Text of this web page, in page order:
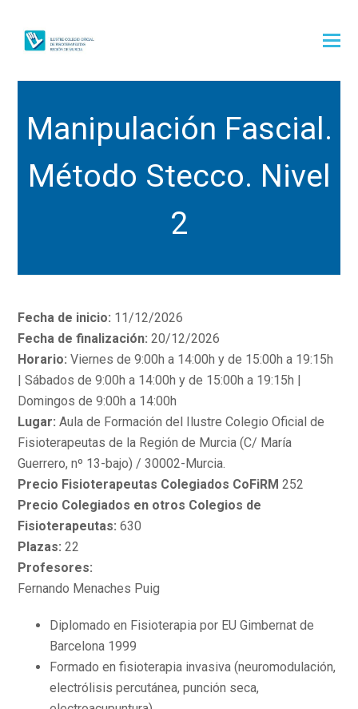
Manipulación Fascial.
Método Stecco. Nivel
2
Fecha de inicio: 11/12/2026
Fecha de finalización: 20/12/2026
Horario: Viernes de 9:00h a 14:00h y de 15:00h a 19:15h
| Sábados de 9:00h a 14:00h y de 15:00h a 19:15h |
Domingos de 9:00h a 14:00h
Lugar: Aula de Formación del Ilustre Colegio Oficial de
Fisioterapeutas de la Región de Murcia (C/ María
Guerrero, nº 13-bajo) / 30002-Murcia.
Precio Fisioterapeutas Colegiados CoFiRM 252
Precio Colegiados en otros Colegios de
Fisioterapeutas: 630
Plazas: 22
Profesores:
Fernando Menaches Puig
Diplomado en Fisioterapia por EU Gimbernat de
Barcelona 1999
Formado en fisioterapia invasiva (neuromodulación,
electrólisis percutánea, punción seca,